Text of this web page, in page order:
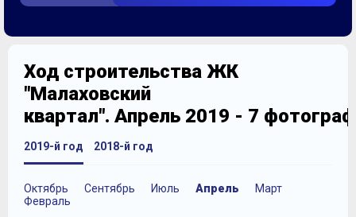
Ход строительства ЖК
"Малаховский
квартал". Апрель 2019 - 7
2019-й год
Октябрь Сентябрь Июль Апрель
Март
Февраль
2018-й год